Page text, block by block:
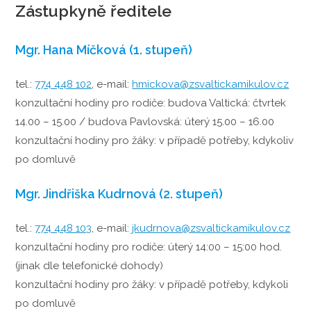
Zástupkyně ředitele
Mgr. Hana Míčková (1. stupeň)
tel.:774 448 102 , e-mail:hmickova@zsvaltickamikulov.cz
konzultační hodiny pro rodiče: budova Valtická: čtvrtek
14.00 – 15.00 / budova Pavlovská: úterý 15.00 – 16.00
konzultační hodiny pro žáky: v případě potřeby, kdykoliv
po domluvě
Mgr. Jindřiška Kudrnová (2. stupeň)
tel.:774 448 103 , e-mail:jkudrnova@zsvaltickamikulov.cz
konzultační hodiny pro rodiče: úterý 14:00 – 15:00 hod.
(jinak dle telefonické dohody)
konzultační hodiny pro žáky: v případě potřeby, kdykoli
po domluvě